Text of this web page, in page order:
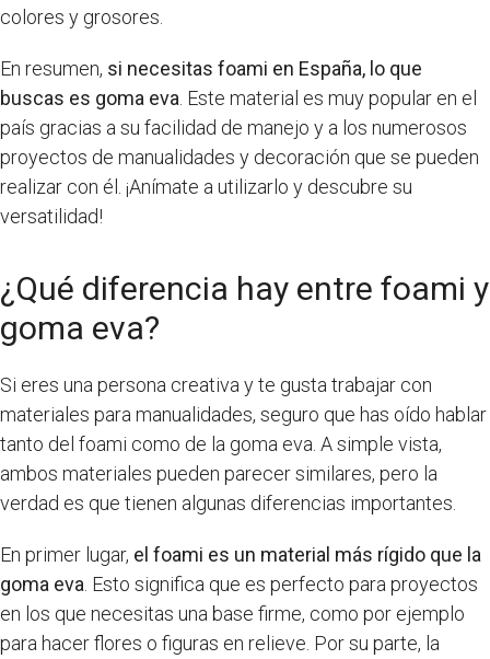
colores y grosores.
En resumen, si necesitas foami en España, lo que
buscas es goma eva . Este material es muy popular en el
país gracias a su facilidad de manejo y a los numerosos
proyectos de manualidades y decoración que se pueden
realizar con él. ¡Anímate a utilizarlo y descubre su
versatilidad!
¿Qué diferencia hay entre foami y
goma eva?
Si eres una persona creativa y te gusta trabajar con
materiales para manualidades, seguro que has oído hablar
tanto del foami como de la goma eva. A simple vista,
ambos materiales pueden parecer similares, pero la
verdad es que tienen algunas diferencias importantes.
En primer lugar, el foami es un material más rígido que la
goma eva . Esto significa que es perfecto para proyectos
en los que necesitas una base firme, como por ejemplo
para hacer flores o figuras en relieve. Por su parte, la